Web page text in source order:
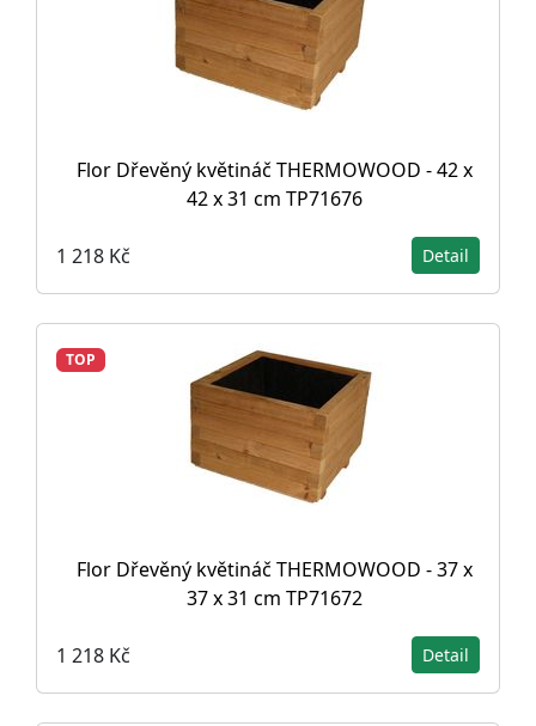
Flor Dřevěný květináč THERMOWOOD - 42 x
42 x 31 cm TP71676
1 218 Kč Detail
TOP
Flor Dřevěný květináč THERMOWOOD - 37 x
37 x 31 cm TP71672
1 218 Kč Detail